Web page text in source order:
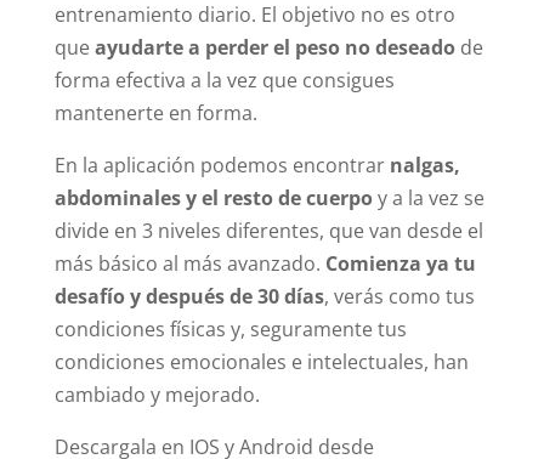
entrenamiento diario. El objetivo no es otro
queayudarte a perder el peso no deseadode
forma efectiva a la vez que consigues
mantenerte en forma.
En la aplicación podemos encontrar nalgas,
abdominales y el resto de cuerpoy a la vez se
divide en 3 niveles diferentes, que van desde el
más básico al más avanzado. Comienza ya tu
desafío y después de 30 días, verás como tus
condiciones físicas y, seguramente tus
condiciones emocionales e intelectuales, han
cambiado y mejorado.
Descargala en IOS y Android desde